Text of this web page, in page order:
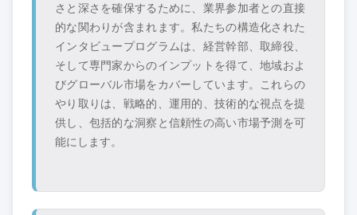
さと深さを確保するために、業界参加者との直接
的な関わりが含まれます。私たちの構造化された
インタビュープログラムは、経営幹部、取締役、
そして専門家からのインプットを得て、地域およ
びグローバル市場をカバーしています。これらの
やり取りは、戦略的、運用的、技術的な視点を提
供し、包括的な洞察と信頼性の高い市場予測を可
能にします。